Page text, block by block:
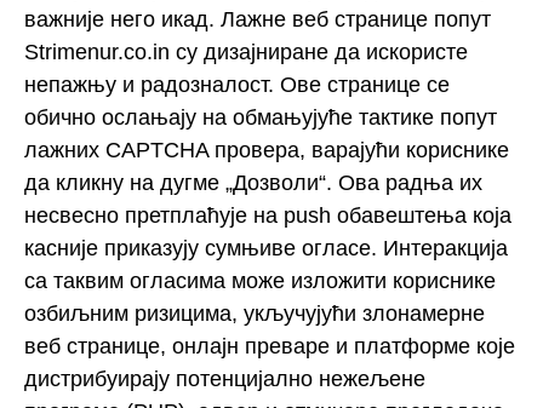
важније него икад. Лажне веб странице попут
Strimenur.co.in су дизајниране да искористе
непажњу и радозналост. Ове странице се
обично ослањају на обмањујуће тактике попут
лажних CAPTCHA провера, варајући кориснике
да кликну на дугме „Дозволи“. Ова радња их
несвесно претплаћује на push обавештења која
касније приказују сумњиве огласе. Интеракција
са таквим огласима може изложити кориснике
озбиљним ризицима, укључујући злонамерне
веб странице, онлајн преваре и платформе које
дистрибуирају потенцијално нежељене